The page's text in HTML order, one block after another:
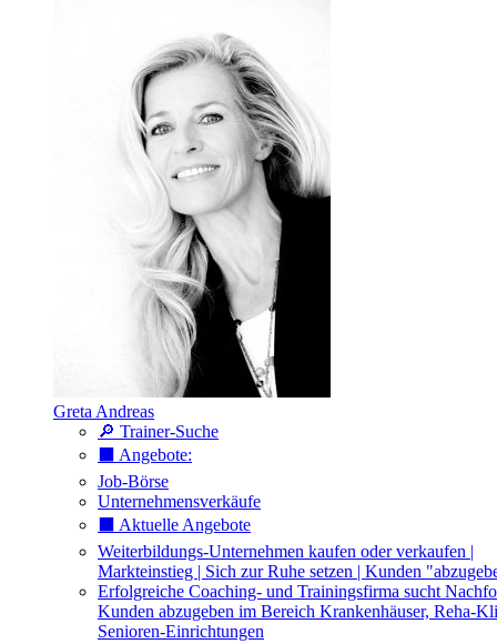
Greta Andreas
🔎 Trainer-Suche
⬛️ Angebote:
Job-Börse
Unternehmensverkäufe
⬛️ Aktuelle Angebote
Weiterbildungs-Unternehmen kaufen oder verkaufen |
Markteinstieg | Sich zur Ruhe setzen | Kunden
Erfolgreiche Coaching- und Trainingsfirma sucht
Kunden abzugeben im Bereich Krankenhäuser, Reha-
Senioren-Einrichtungen